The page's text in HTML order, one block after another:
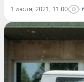
1 июля, 2021, 11:00